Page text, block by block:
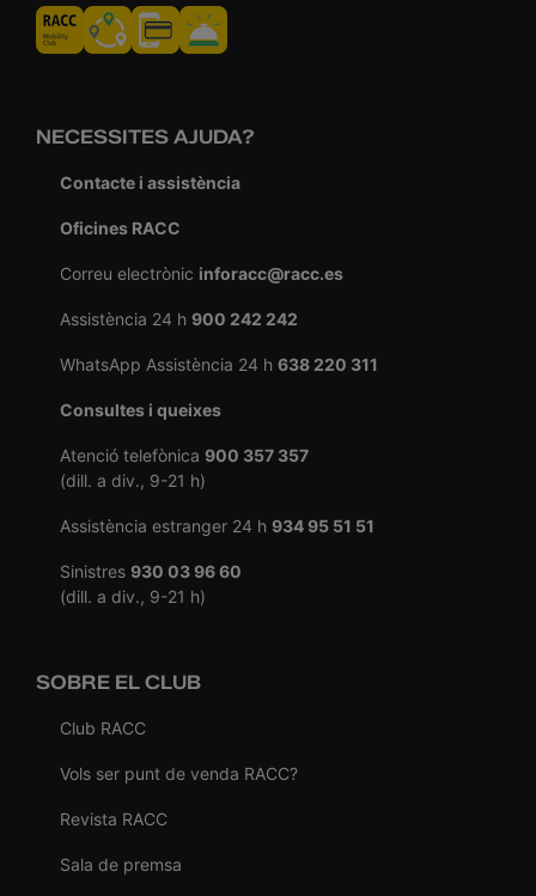
NECESSITES AJUDA?
Contacte i assistència
Oficines RACC
Correu electrònic inforacc@racc.es
Assistència 24 h 900 242 242
WhatsApp Assistència 24 h 638 220 311
Consultes i queixes
Atenció telefònica 900 357 357
(dill. a div., 9-21 h)
Assistència estranger 24 h 934 95 51 51
Sinistres 930 03 96 60
(dill. a div., 9-21 h)
SOBRE EL CLUB
Club RACC
Vols ser punt de venda RACC?
Revista RACC
Sala de premsa